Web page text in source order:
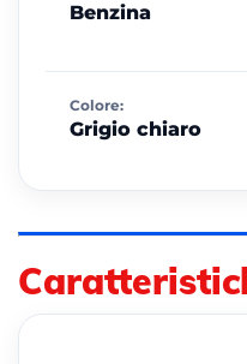
Benzina
Colore:
Grigio chiaro